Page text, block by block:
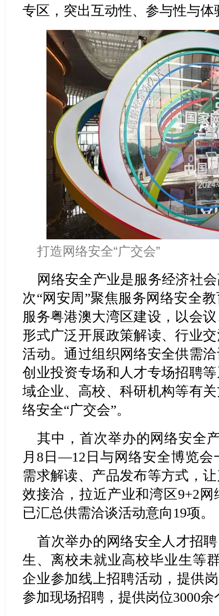
专区，突出互动性、参与性与体
打造网络安全“广交会”
网络安全产业是服务经济社
次“网安周”聚焦服务网络安全
服务粤港澳大湾区建设，以会
形式广泛开展政策解读、行业
活动。通过组织网络安全供需
创业投资专场和人才专场招聘
域企业、高校、科研机构等有
络安全“广交会”。
其中，首次举办的网络安全
月8日—12日与网络安全博览
需求解读、产品发布等方式，
效接洽，拉近产业和湾区9+2
已汇总供需洽谈活动意向19项。
首次举办的网络安全人才招
生、离校未就业高校毕业生等
企业参加线上招聘活动，提供
参加现场招聘，提供岗位3000余